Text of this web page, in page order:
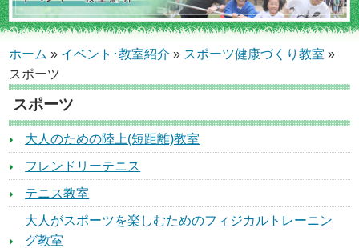
ホーム » イベント･教室紹介 » スポーツ健康づくり教室 »
スポーツ
スポーツ
大人のための陸上(短距離)教室
フレンドリーテニス
テニス教室
大人がスポーツを楽しむためのフィジカルトレーニン
グ教室